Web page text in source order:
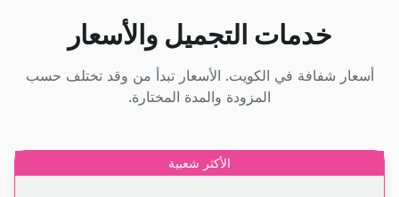
خدمات التجميل والأسعار
أسعار شفافة في الكويت. الأسعار تبدأ من وقد تختلف حسب
المزودة والمدة المختارة.
الأكثر شعبية